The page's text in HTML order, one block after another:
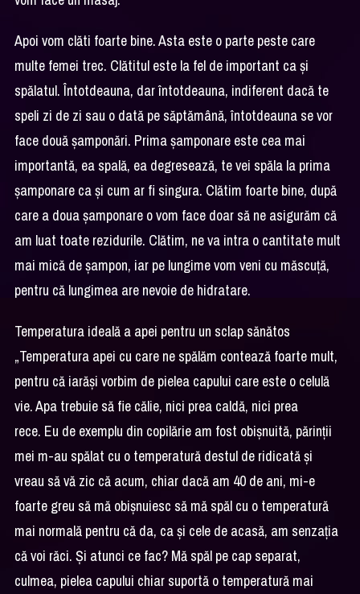
Apoi vom clăti foarte bine. Asta este o parte peste care
multe femei trec. Clătitul este la fel de important ca și
spălatul. Întotdeauna, dar întotdeauna, indiferent dacă te
speli zi de zi sau o dată pe săptămână, întotdeauna se vor
face două șamponări. Prima șamponare este cea mai
importantă, ea spală, ea degresează, te vei spăla la prima
șamponare ca și cum ar fi singura. Clătim foarte bine, după
care a doua șamponare o vom face doar să ne asigurăm că
am luat toate rezidurile. Clătim, ne va intra o cantitate mult
mai mică de șampon, iar pe lungime vom veni cu măscuță,
pentru că lungimea are nevoie de hidratare.
Temperatura ideală a apei pentru un sclap sănătos
„Temperatura apei cu care ne spălăm contează foarte mult,
pentru că iarăși vorbim de pielea capului care este o celulă
vie. Apa trebuie să fie călie, nici prea caldă, nici prea
rece. Eu de exemplu din copilărie am fost obișnuită, părinții
mei m-au spălat cu o temperatură destul de ridicată și
vreau să vă zic că acum, chiar dacă am 40 de ani, mi-e
foarte greu să mă obișnuiesc să mă spăl cu o temperatură
mai normală pentru că da, ca și cele de acasă, am senzația
că voi răci. Și atunci ce fac? Mă spăl pe cap separat,
culmea, pielea capului chiar suportă o temperatură mai